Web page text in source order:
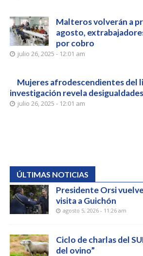
Malteros volverán a
agosto,
por cobro
julio 26, 2025 - 12:01 am
Mujeres afrodescendientes del
investigación revela
julio 26, 2025 - 12:01 am
ÚLTIMAS NOTICIAS
Presidente Orsi
visita a Guichón
agosto 5, 2026 - 11:26 am
Ciclo de charlas del
del ovino”